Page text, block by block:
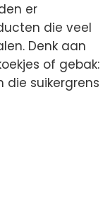
er
die veel
Denk aan
of gebak:
die suikergrens